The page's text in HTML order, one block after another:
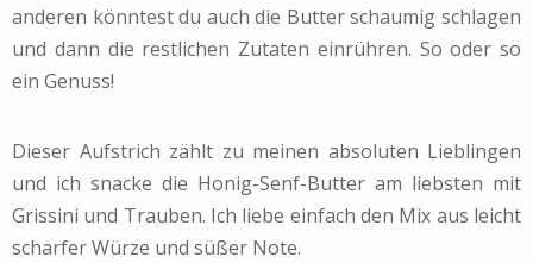
anderen könntest du auch die Butter schaumig schlagen
und dann die restlichen Zutaten einrühren. So oder so
ein Genuss!
Dieser Aufstrich zählt zu meinen absoluten Lieblingen
und ich snacke die Honig-Senf-Butter am liebsten mit
Grissini und Trauben. Ich liebe einfach den Mix aus leicht
scharfer Würze und süßer Note.